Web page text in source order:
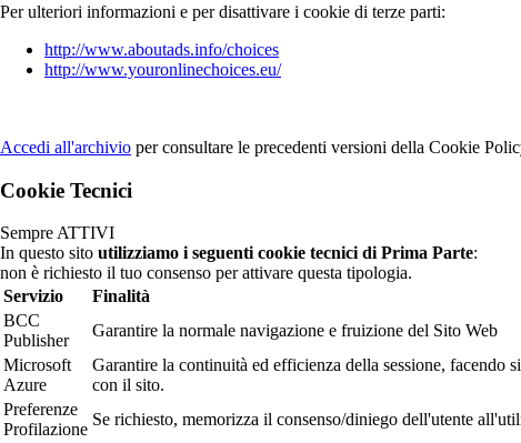
Per ulteriori informazioni e per disattivare i cookie di terze parti:
http://www.aboutads.info/choices
http://www.youronlinechoices.eu/
Accedi all'archivio per consultare le precedenti versioni della Cookie
Cookie Tecnici
Sempre ATTIVI
In questo sito utilizziamo i seguenti cookie tecnici di Prima Parte:
non è richiesto il tuo consenso per attivare questa tipologia.
Servizio
Finalità
BCC
Publisher
Garantire la normale navigazione e fruizione del Sito Web
Microsoft
Azure
Garantire la continuità ed efficienza della sessione, facendo
con il sito.
Preferenze
Profilazione
Se richiesto, memorizza il consenso/diniego dell'utente